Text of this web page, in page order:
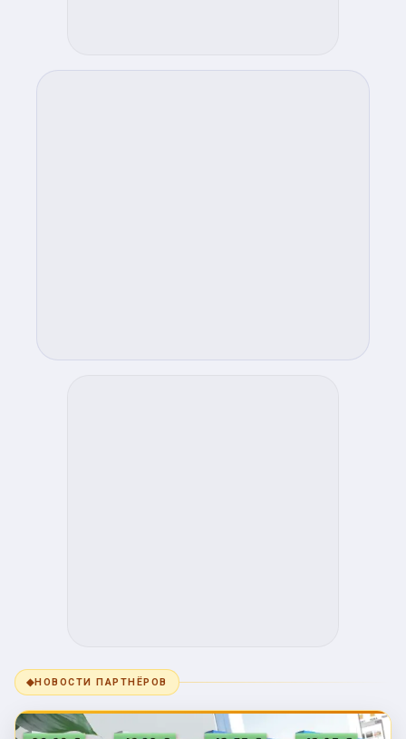
◆НОВОСТИ ПАРТНЁРОВ